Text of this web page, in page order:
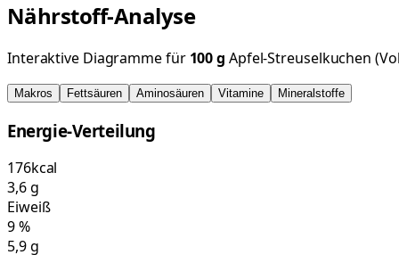
Nährstoff-Analyse
Interaktive Diagramme für 100g Apfel-Streuselkuchen
Makros Fettsäuren Aminosäuren Vitamine Mineralstoffe
Energie-Verteilung
176kcal
3,6g
Eiweiß
9%
5,9g